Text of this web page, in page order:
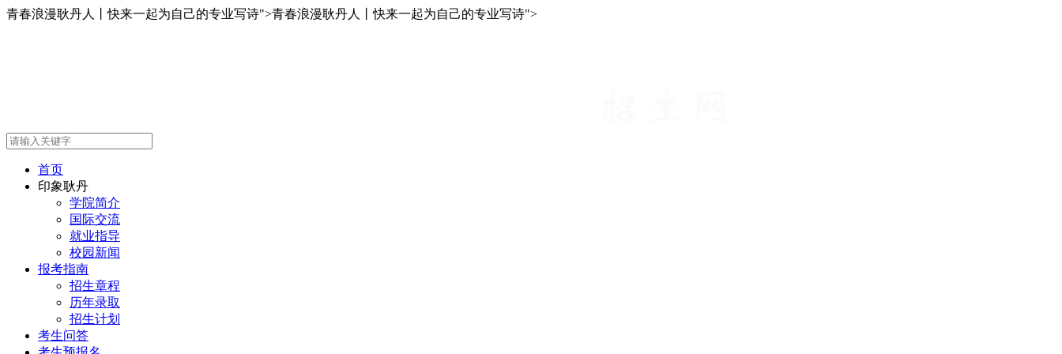
青春浪漫耿丹人丨快来一起为自己的专业写诗">青春浪漫耿丹人丨快来一起为自己的专业写诗">
首页
印象耿丹
学院简介
国际交流
就业指导
校园新闻
报考指南
招生章程
历年录取
招生计划
考生问答